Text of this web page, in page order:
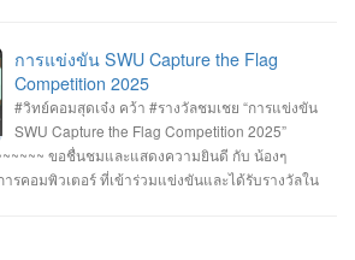
ดโดย ภาควิชาวิศวกรรมคอมพิวเตอร์ คณะ
ยศรีนครินทรวิโรฒ ร่วมกับ บริษัท ACIS Professional
รายการที่ 3. การแข่งขัน Mini CTF ระหว่างผู้
2025 รุ่นที่ 4 ซึ่งจัดขึ้นในระหว่างวันที่ 19–20
ายกนก นักศึกษาชั้นปีที่ 3 ได้รับ #รางวัล_MVP ผู้ที่
คะแนน) จัดโดย #สำนักงานคณะกรรมการการ
การแข่งขัน SWU Capture the Flag
Competition 2025
#วิทย์คอมสุดเจ๋ง คว้า #รางวัลชมเชย “การแข่งขัน
SWU Capture the Flag Competition 2025”
ขอชื่นชมและแสดงความยินดี กับ น้องๆ
รคอมพิวเตอร์ ที่เข้าร่วมแข่งขันและได้รับรางวัลใน